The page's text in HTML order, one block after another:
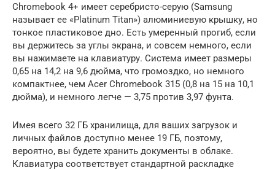
Chromebook 4+ имеет серебристо-серую (Samsung
называет ее «Platinum Titan») алюминиевую крышку, но
тонкое пластиковое дно. Есть умеренный прогиб, если
вы держитесь за углы экрана, и совсем немного, если
вы нажимаете на клавиатуру. Система имеет размеры
0,65 на 14,2 на 9,6 дюйма, что громоздко, но немного
компактнее, чем Acer Chromebook 315 (0,8 на 15 на 10,1
дюйма), и немного легче — 3,75 против 3,97 фунта.
Имея всего 32 ГБ хранилища, для ваших загрузок и
личных файлов доступно менее 19 ГБ, поэтому,
вероятно, вы будете хранить документы в облаке.
Клавиатура соответствует стандартной раскладке